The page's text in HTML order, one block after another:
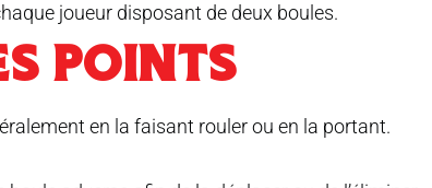
joueur disposant de deux boules.
POINTS
en la faisant rouler ou en la portant.